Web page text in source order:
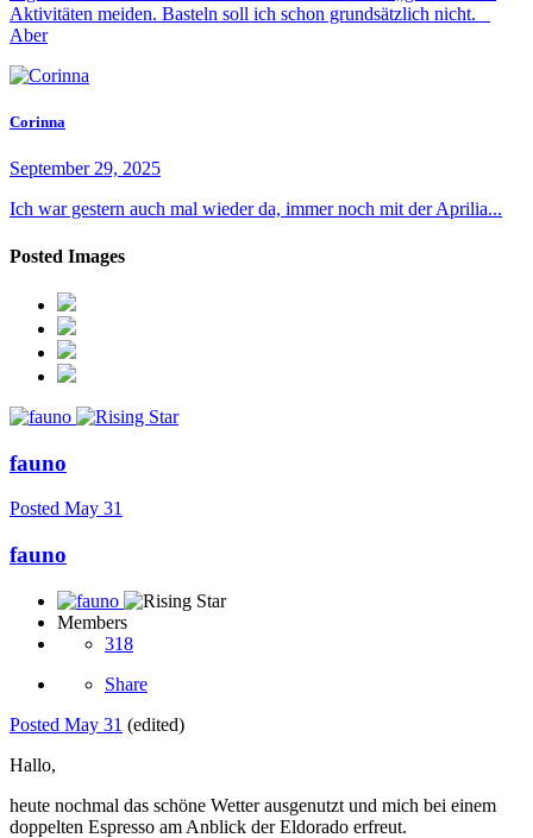
Aktivitäten meiden. Basteln soll ich schon grundsätzlich nicht.
Aber
Corinna
September 29, 2025
Ich war gestern auch mal wieder da, immer noch mit der Aprilia...
Posted Images
fauno
Posted May 31
fauno
Members
318
Share
Posted May 31 (edited)
Hallo,
heute nochmal das schöne Wetter ausgenutzt und mich bei einem
doppelten Espresso am Anblick der Eldorado erfreut.